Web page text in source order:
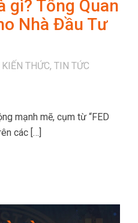
gì? Tổng Quan
Nhà Đầu Tư
KIẾN THỨC, TIN TỨC
mạnh mẽ, cụm từ “FED
các […]